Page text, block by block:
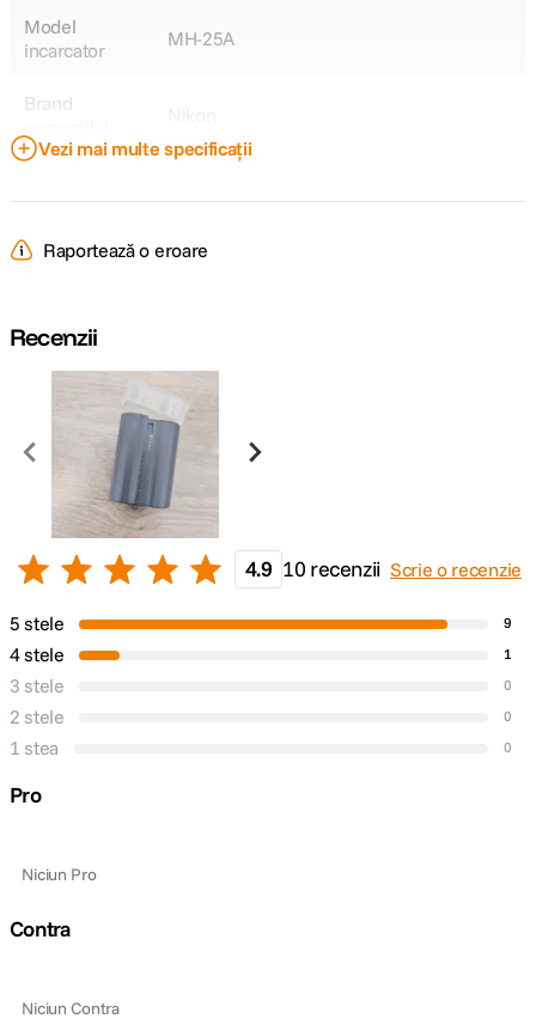
Model
incarcator
MH-25A
Brand
Acumulator
Model
Nikon Z7, Z6, D850, D810A, D810, D800,
DETALII PRODUCATOR
Cod producator VFB12401
Vezi mai multe specificații
Raportează o eroare
Recenzii
4.9 10 recenzii Scrie o recenzie
5 stele 9
4 stele 1
3 stele 0
2 stele 0
1 stea 0
Pro
Niciun Pro
Contra
Niciun Contra